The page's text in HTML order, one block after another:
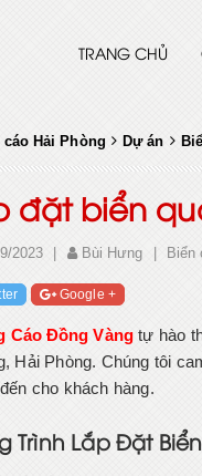
TRANG CHỦ
cáo Hải Phòng Dự án
đặt biển
2023 Bùi Hưng Biển
Google +
Cáo Đồng Vàngtự hào
Hải Phòng. Chúng tôi
cho khách hàng.
Trình Lắp Đặt